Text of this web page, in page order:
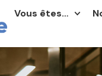
Vous êtes…